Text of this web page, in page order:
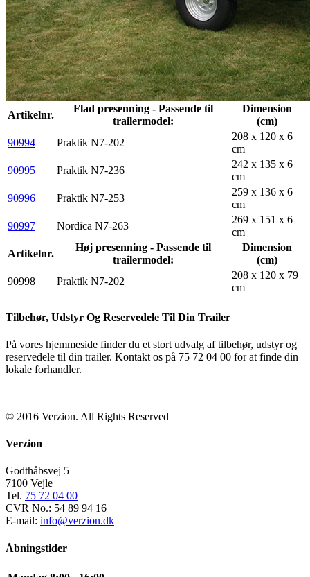
Artikelnr.
Flad presenning - Passende til
trailermodel:
Dimension
(cm)
90994
Praktik N7-202
208 x 120 x 6
cm
90995
Praktik N7-236
242 x 135 x 6
cm
90996
Praktik N7-253
259 x 136 x 6
cm
90997
Nordica N7-263
269 x 151 x 6
cm
Artikelnr.
Høj presenning - Passende til
trailermodel:
Dimension
(cm)
90998
Praktik N7-202
208 x 120 x 79
cm
Tilbehør, Udstyr Og Reservedele Til Din Trailer
På vores hjemmeside finder du et stort udvalg af tilbehør, udstyr og
reservedele til din trailer. Kontakt os på 75 72 04 00 for at finde din
lokale forhandler.
© 2016 Verzion. All Rights Reserved
Verzion
Godthåbsvej 5
7100 Vejle
Tel. 75 72 04 00
CVR No.: 54 89 94 16
E-mail: info@verzion.dk
Åbningstider